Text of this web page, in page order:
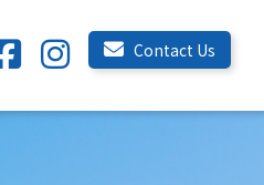
Contact Us